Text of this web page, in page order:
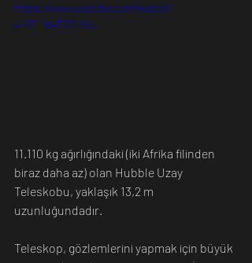
https://www.youtube.com/watch?
v=XZ_WeTGCU9o
11.110 kg ağırlığındaki (iki Afrika filinden
biraz daha az) olan Hubble Uzay
Teleskobu, yaklaşık 13,2 m
uzunluğundadır.
Teleskop, gözlemlerini yapmak için büyük